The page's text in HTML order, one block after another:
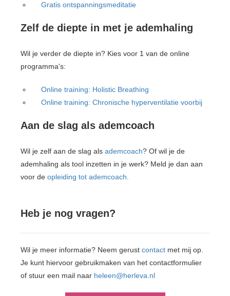
Gratis ontspanningsmeditatie
Zelf de diepte in met je ademhaling
Wil je verder de diepte in? Kies voor 1 van de online
programma's:
Online training: Holistic Breathing
Online training: Chronische hyperventilatie voorbij
Aan de slag als ademcoach
Wil je zelf aan de slag als ademcoach? Of wil je de
ademhaling als tool inzetten in je werk? Meld je dan aan
voor de opleiding tot ademcoach.
Heb je nog vragen?
Wil je meer informatie? Neem gerust contact met mij op.
Je kunt hiervoor gebruikmaken van het contactformulier
of stuur een mail naar heleen@herleva.nl